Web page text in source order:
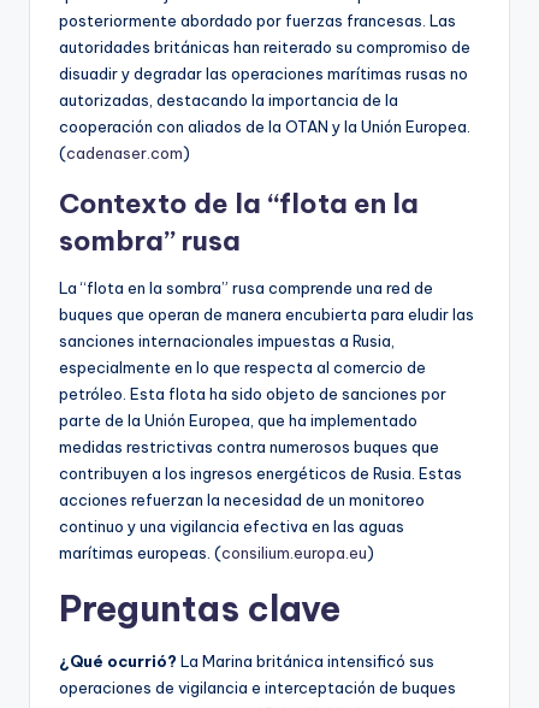
posteriormente abordado por fuerzas francesas. Las
autoridades británicas han reiterado su compromiso de
disuadir y degradar las operaciones marítimas rusas no
autorizadas, destacando la importancia de la
cooperación con aliados de la OTAN y la Unión Europea.
(cadenaser.com)
Contexto de la “flota en la
sombra” rusa
La “flota en la sombra” rusa comprende una red de
buques que operan de manera encubierta para eludir las
sanciones internacionales impuestas a Rusia,
especialmente en lo que respecta al comercio de
petróleo. Esta flota ha sido objeto de sanciones por
parte de la Unión Europea, que ha implementado
medidas restrictivas contra numerosos buques que
contribuyen a los ingresos energéticos de Rusia. Estas
acciones refuerzan la necesidad de un monitoreo
continuo y una vigilancia efectiva en las aguas
marítimas europeas. (consilium.europa.eu)
Preguntas clave
¿Qué ocurrió? La Marina británica intensificó sus
operaciones de vigilancia e interceptación de buques